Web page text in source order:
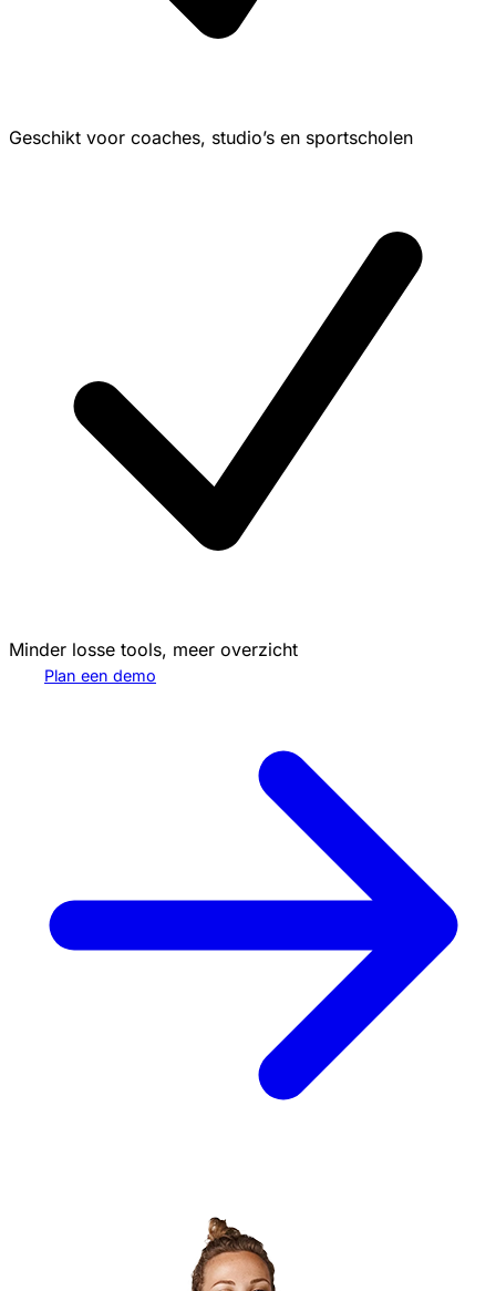
Geschikt voor coaches, studio’s en sportscholen
Minder losse tools, meer overzicht
Plan een demo